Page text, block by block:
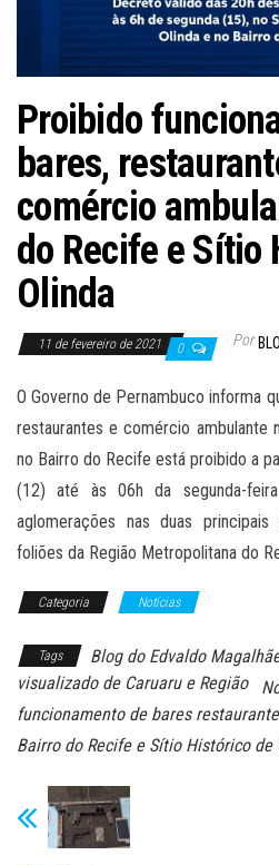
Proibido
bares,
comércio
do Recife e Sítio
Olinda
11 de fevereiro de 2021 0 Por
O Governo de Pernambuco informa
restaurantes e comércio ambulante
no Bairro do Recife está proibido a
(12) até às 06h da segunda-
aglomerações nas duas
foliões da Região Metropolitana do
Categoria Notícias
Tags Blog do Edvaldo
visualizado de Caruaru e Região
funcionamento de bares
Bairro do Recife e Sítio Histórico de